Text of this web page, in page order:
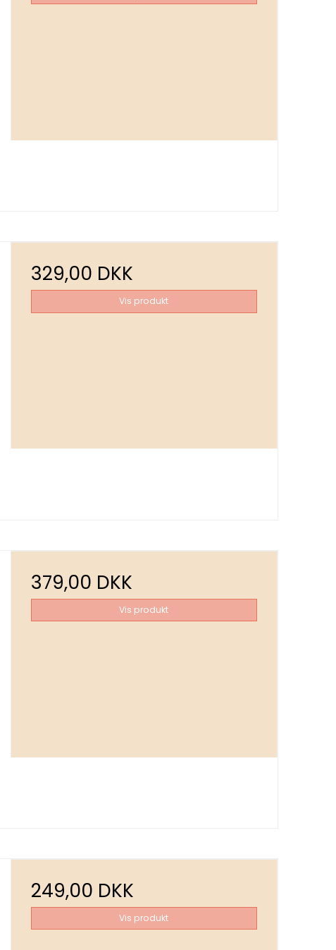
329,00 DKK
Vis produkt
379,00 DKK
Vis produkt
249,00 DKK
Vis produkt